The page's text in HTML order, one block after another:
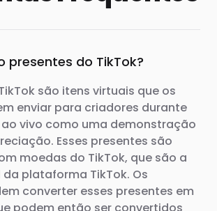
presentes do TikTok?
são itens virtuais que os
enviar para criadores durante
vivo como uma demonstração
Esses presentes são
moedas do TikTok, que são a
plataforma TikTok. Os
converter esses presentes em